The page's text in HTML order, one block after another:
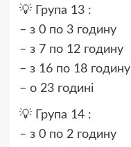
💡 Група 13 :
– з 0 по 3 годину
– з 7 по 12 годину
– з 16 по 18 годину
– о 23 годині
💡 Група 14 :
– з 0 по 2 годину